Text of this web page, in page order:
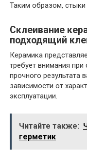
Таким образом,
Склеивание
подходящий
Керамика
требует внимания
прочного результата
зависимости от
эксплуатации.
Читайте также:
герметик